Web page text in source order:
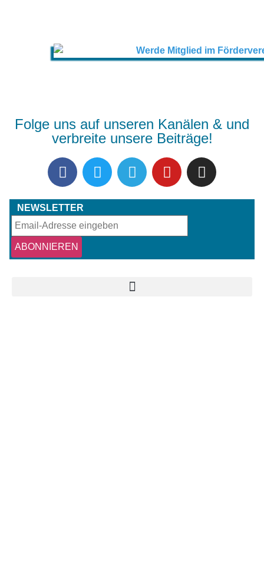
Folge uns auf unseren Kanälen & und
verbreite unsere Beiträge!
NEWSLETTER